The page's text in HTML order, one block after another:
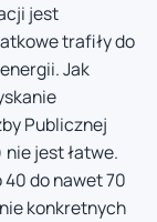
jest
trafiły do
Jak
Publicznej
nie jest łatwe.
do nawet 70
konkretnych